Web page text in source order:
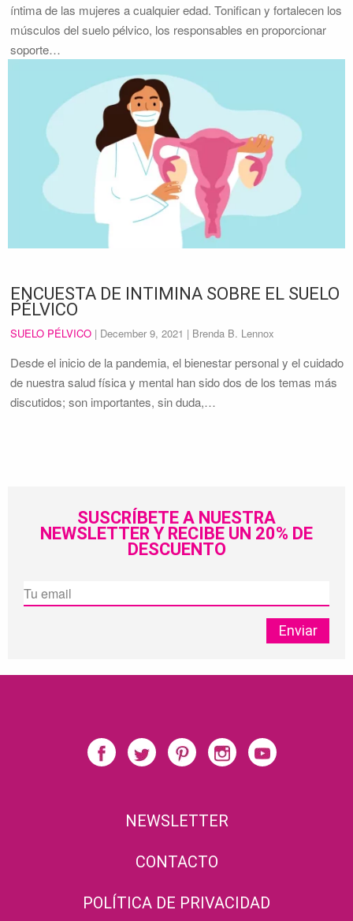
íntima de las mujeres a cualquier edad. Tonifican y fortalecen los
músculos del suelo pélvico, los responsables en proporcionar
soporte…
ENCUESTA DE INTIMINA SOBRE EL SUELO
PÉLVICO
SUELO PÉLVICO | December 9, 2021 | Brenda B. Lennox
Desde el inicio de la pandemia, el bienestar personal y el cuidado
de nuestra salud física y mental han sido dos de los temas más
discutidos; son importantes, sin duda,…
SUSCRÍBETE A NUESTRA
NEWSLETTER Y RECIBE UN 20% DE
DESCUENTO
NEWSLETTER
CONTACTO
POLÍTICA DE PRIVACIDAD